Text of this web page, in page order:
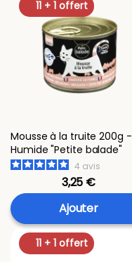
11 + 1 offert
Mousse à la truite 200g -
Humide "Petite balade"
4 avis
3,25 €
Ajouter
11 + 1 offert